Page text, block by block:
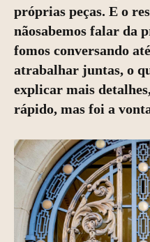
próprias peças. E o
nãosabemos falar da
fomos conversando
atrabalhar juntas, o
explicar mais
rápido, mas foi a